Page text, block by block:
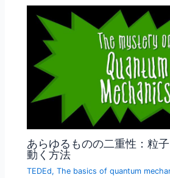
あらゆるものの二重性：粒
動く方法
TEDEd,The basics of quantum